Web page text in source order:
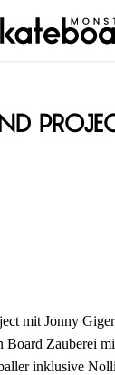
mit Jonny
Board Zauberei
inklusive